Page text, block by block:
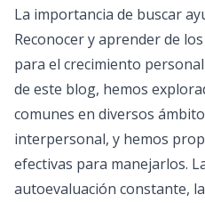
La importancia de buscar
Reconocer y aprender de
para el crecimiento
de este blog, hemos
comunes en diversos
interpersonal, y hemos
efectivas para manejarlos.
autoevaluación constante,